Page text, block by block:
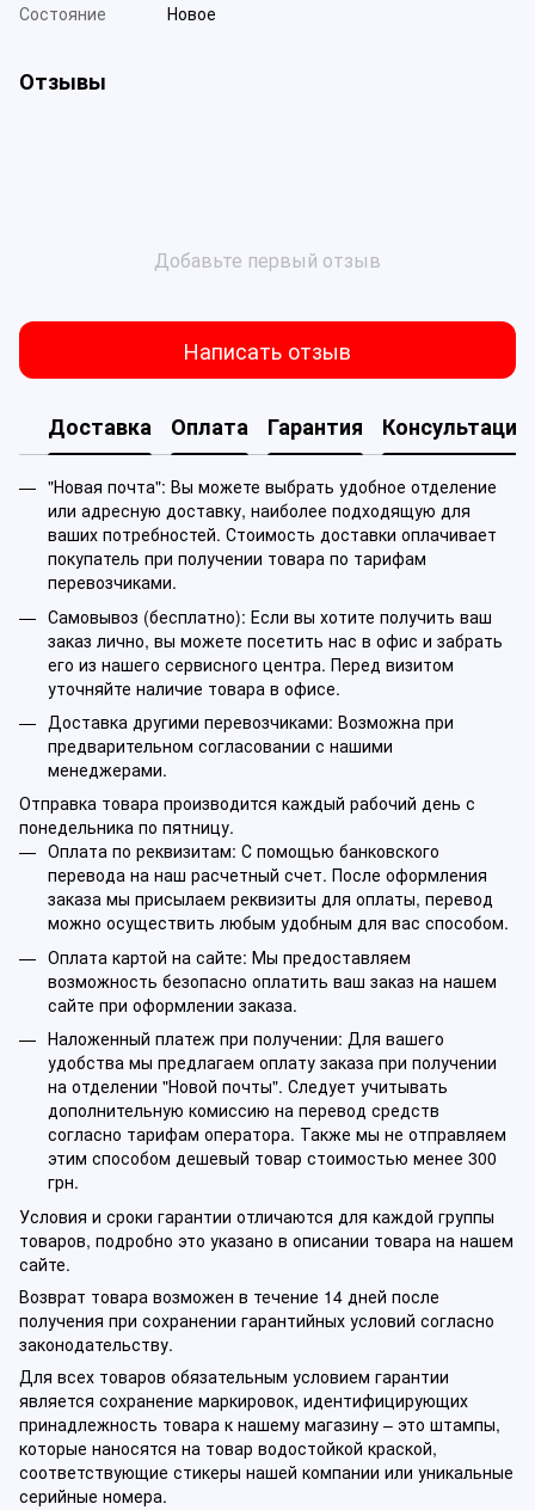
Состояние
Новое
Отзывы
Добавьте первый отзыв
Написать отзыв
Доставка Оплата Гарантия Консультация
"Новая почта": Вы можете выбрать удобное отделение
или адресную доставку, наиболее подходящую для
ваших потребностей. Стоимость доставки оплачивает
покупатель при получении товара по тарифам
перевозчиками.
Самовывоз (бесплатно): Если вы хотите получить ваш
заказ лично, вы можете посетить нас в офис и забрать
его из нашего сервисного центра. Перед визитом
уточняйте наличие товара в офисе.
Доставка другими перевозчиками: Возможна при
предварительном согласовании с нашими
менеджерами.
Отправка товара производится каждый рабочий день с
понедельника по пятницу.
Оплата по реквизитам: С помощью банковского
перевода на наш расчетный счет. После оформления
заказа мы присылаем реквизиты для оплаты, перевод
можно осуществить любым удобным для вас способом.
Оплата картой на сайте: Мы предоставляем
возможность безопасно оплатить ваш заказ на нашем
сайте при оформлении заказа.
Наложенный платеж при получении: Для вашего
удобства мы предлагаем оплату заказа при получении
на отделении "Новой почты". Следует учитывать
дополнительную комиссию на перевод средств
согласно тарифам оператора. Также мы не отправляем
этим способом дешевый товар стоимостью менее 300
грн.
Условия и сроки гарантии отличаются для каждой группы
товаров, подробно это указано в описании товара на нашем
сайте.
Возврат товара возможен в течение 14 дней после
получения при сохранении гарантийных условий согласно
законодательству.
Для всех товаров обязательным условием гарантии
является сохранение маркировок, идентифицирующих
принадлежность товара к нашему магазину – это штампы,
которые наносятся на товар водостойкой краской,
соответствующие стикеры нашей компании или уникальные
серийные номера.